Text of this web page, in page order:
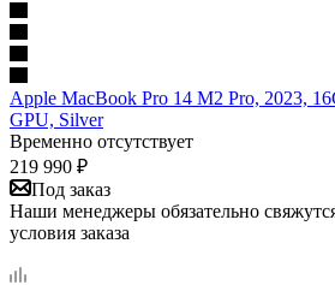
Apple MacBook Pro 14 M2 Pro, 2023,
GPU, Silver
Временно отсутствует
219 990 ₽
Под заказ
Наши менеджеры обязательно
условия заказа